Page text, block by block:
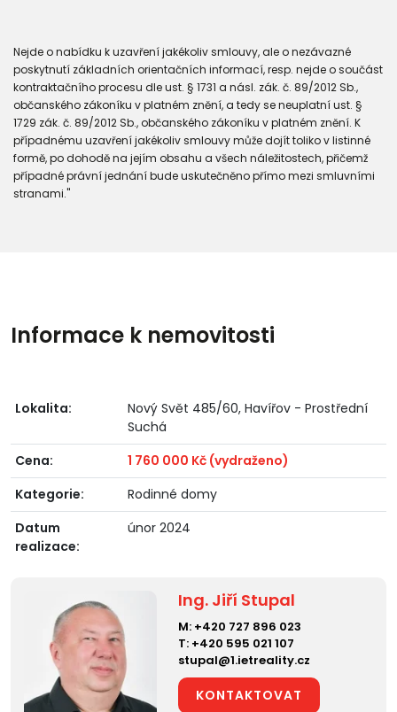
Nejde o nabídku k uzavření jakékoliv smlouvy, ale o nezávazné
poskytnutí základních orientačních informací, resp. nejde o součást
kontraktačního procesu dle ust. § 1731 a násl. zák. č. 89/2012 Sb.,
občanského zákoníku v platném znění, a tedy se neuplatní ust. §
1729 zák. č. 89/2012 Sb., občanského zákoníku v platném znění. K
případnému uzavření jakékoliv smlouvy může dojít toliko v listinné
formě, po dohodě na jejím obsahu a všech náležitostech, přičemž
případné právní jednání bude uskutečněno přímo mezi smluvními
stranami."
Informace k nemovitosti
Lokalita:
Nový Svět 485/60, Havířov - Prostřední
Suchá
Cena:
1 760 000 Kč (vydraženo)
Kategorie:
Rodinné domy
Datum
realizace:
únor 2024
Ing. Jiří Stupal
M: +420 727 896 023
T: +420 595 021 107
stupal@1.ietreality.cz
KONTAKTOVAT